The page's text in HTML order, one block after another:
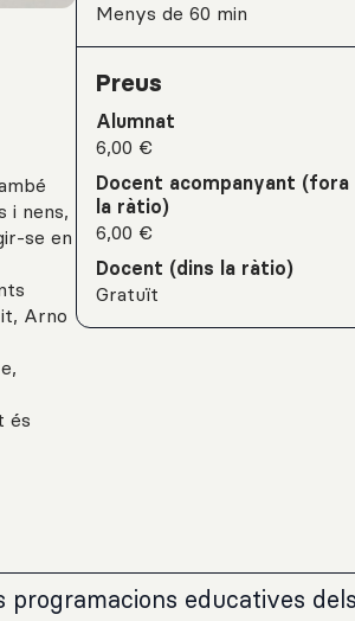
i nens,
se en
Arno
és
Menys de 60 min
Preus
Alumnat
6,00 €
Docent acompanyant (fora
la ràtio)
6,00 €
Docent (dins la ràtio)
Gratuït
educatives dels